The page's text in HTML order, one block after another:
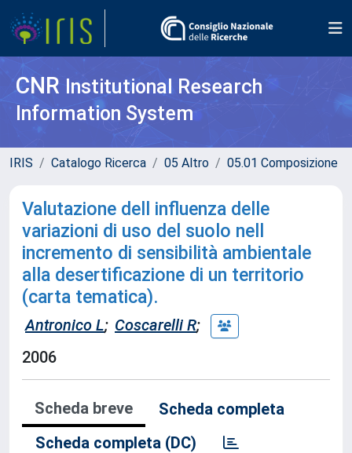
CNR Institutional Research
Information System
IRIS Catalogo Ricerca 05 Altro 05.01 Composizione
Valutazione dell influenza delle
variazioni di uso del suolo nell
incremento di sensibilità ambientale
alla desertificazione di un territorio
(carta tematica).
Antronico L; Coscarelli R;
2006
Scheda breve
Scheda completa
Scheda completa (DC)